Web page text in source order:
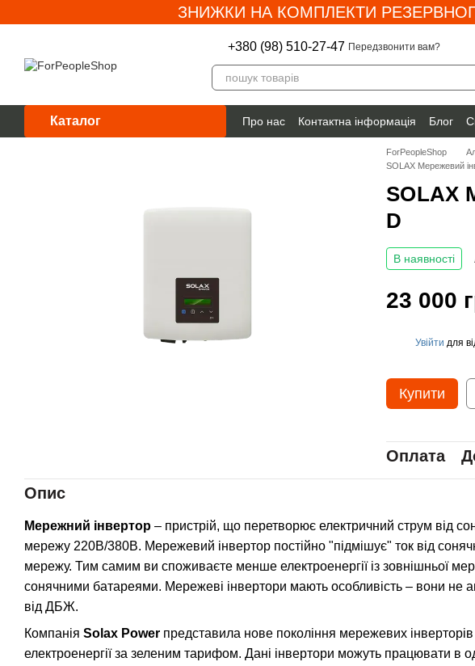
Перейти до основного контентуЗНИЖКИ НА КОМПЛЕКТИ
+380 (98) 510-27-47 Передзвонити вам?
Каталог Про нас Контактна інформація Блог
Гарантія
ForPeopleShop
SOLAX Мережевий
SOLAX
D
В наявності
23 000
Увійти для
Купити
Оплата
Опис
Мережний інвертор – пристрій, що перетворює електричний струм від
мережу 220В/380В. Мережевий інвертор постійно "підмішує" ток від
мережу. Тим самим ви споживаєте менше електроенергії із зовнішньої
сонячними батареями. Мережеві інвертори мають особливість – вони не
від ДБЖ.
Компанія Solax Power представила нове покоління мережевих
електроенергії за зеленим тарифом. Дані інвертори можуть працювати в